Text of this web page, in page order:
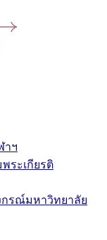
าฯ
ระเกียรติ
กรณ์มหาวิทยาลัย